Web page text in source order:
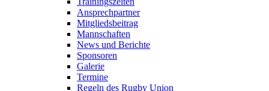
Ansprechpartner
Mitgliedsbeitrag
Mannschaften
News und Berichte
Sponsoren
Galerie
Termine
Regeln des Rugby Union